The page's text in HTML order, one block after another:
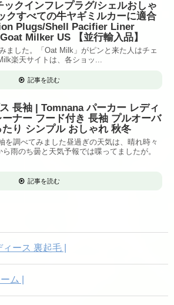
クインフレプラグ/シェルおしゃ
クすべての牛ヤギミルカーに適合
Plugs/Shell Pacifier Liner
Milker US 【並行輸入品】
ました。「Oat Milk」がピンと来た人はチェ
楽天サイトは、各ショッ...
記事を読む
長袖 | Tomnana パーカー レディ
ナー フード付き 長袖 プルオーバ
り シンプル おしゃれ 秋冬
を調べてみました昼過ぎの天気は、晴れ時々
雨のち曇と天気予報では喋ってましたが。
記事を読む
ース 裏起毛 |
ム |